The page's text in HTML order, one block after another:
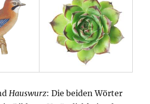
Hauswurz: Die beiden Wörter